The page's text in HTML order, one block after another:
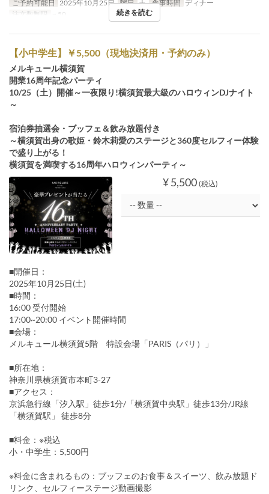
ご予約可能日
2025年10月25日 曜日 土 食事時間 ディナー
注文数制限
~ 50 続きを読む
【小中学生】￥5,500（現地決済用・予約のみ）
メルキュール横須賀
開業16周年記念パーティ
10/25（土）開催～一夜限り!横須賀最大級のハロウィンDJナイト
～
宿泊券抽選会・ブッフェ＆飲み放題付き
～横須賀出身の歌姫・鈴木莉愛のステージと360度セルフィー体験
で盛り上がる！
横須賀を満喫する16周年ハロウィンパーティ～
¥ 5,500 (税込)
■開催日：
2025年10月25日(土)
■時間：
16:00 受付開始
17:00~20:00 イベント開催時間
■会場：
メルキュール横須賀5階 特設会場「PARIS（パリ）」
■所在地：
神奈川県横須賀市本町3-27
■アクセス：
京浜急行線「汐入駅」徒歩1分/「横須賀中央駅」徒歩13分/JR線
「横須賀駅」 徒歩8分
■料金：※税込
小・中学生：5,500円
※料金に含まれるもの：ブッフェのお食事＆スイーツ、飲み放題ド
リンク、セルフィーステージ動画撮影